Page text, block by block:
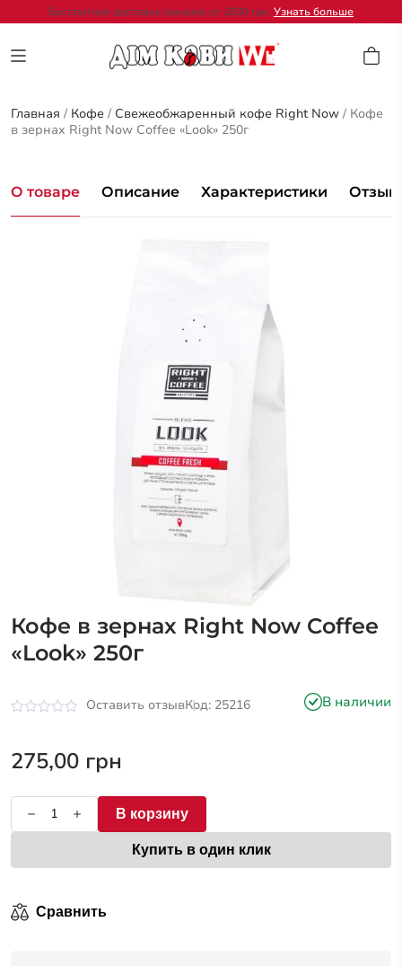
Бесплатная доставка заказов от 2000 грн. Узнать больше
Главная / Кофе / Свежеобжаренный кофе Right Now / Кофе
в зернах Right Now Coffee «Look» 250г
О товаре Описание Характеристики
Кофе в зернах Right Now Coffee
«Look» 250г
5
Оставить отзывКод: 25216 В наличии
275,00 грн
В корзину
Купить в один клик
Сравнить